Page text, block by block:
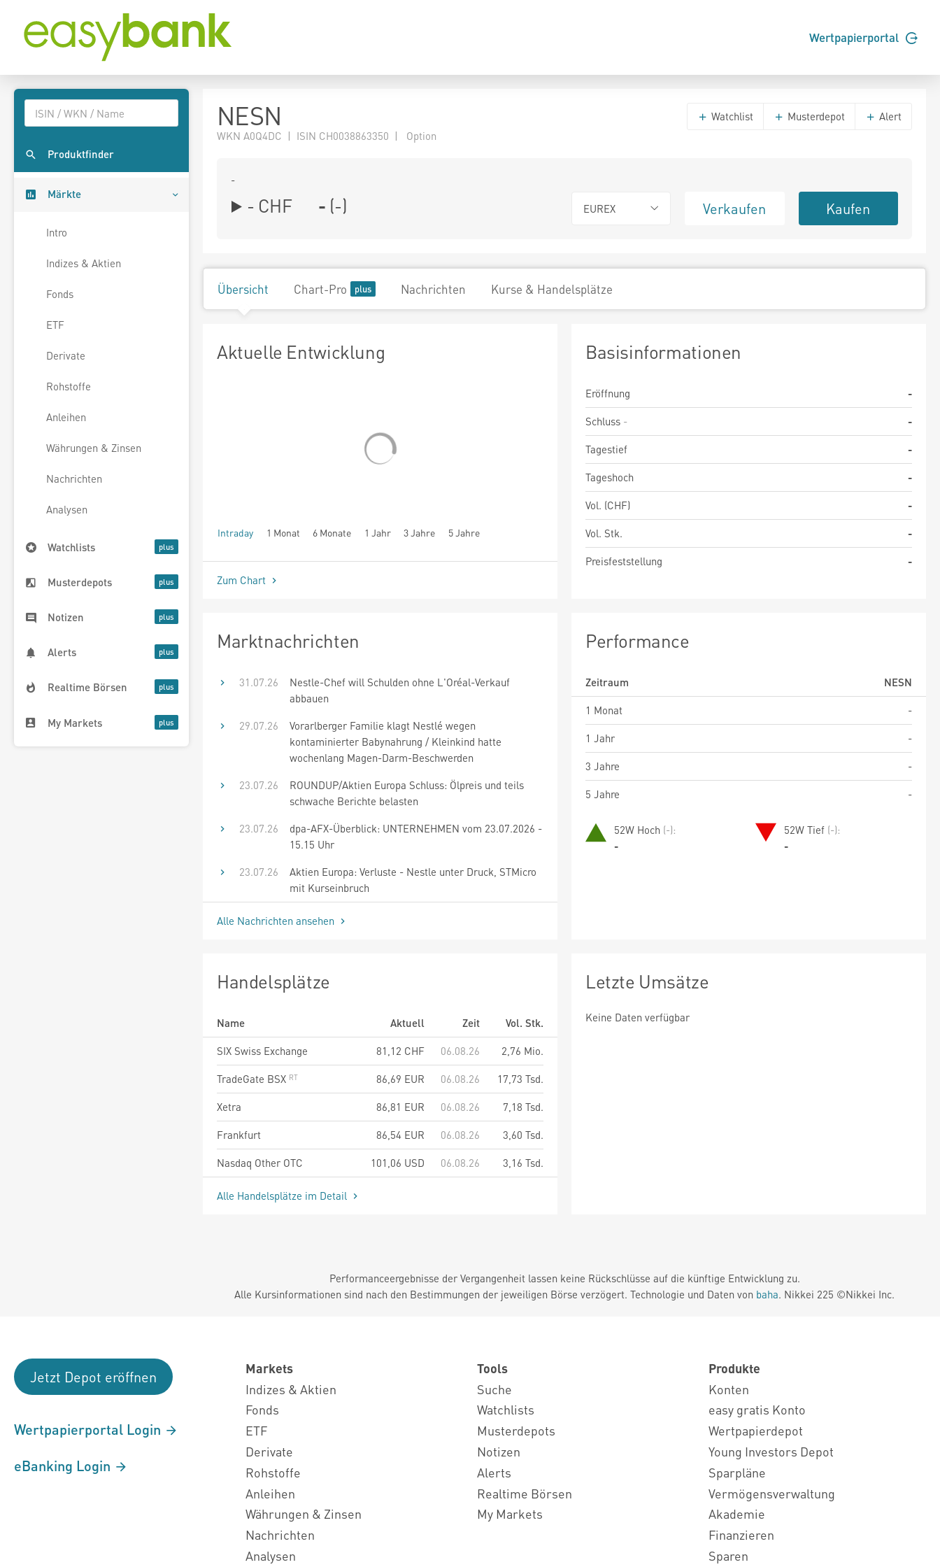
Wertpapierportal
Produktfinder
Märkte
Intro
Indizes & Aktien
Fonds
ETF
Derivate
Rohstoffe
Anleihen
Währungen & Zinsen
Nachrichten
Analysen
Watchlists
Musterdepots
Notizen
Alerts
Realtime Börsen
My Markets
NESN
WKN A0Q4DC | ISIN CH0038863350 | Option
Watchlist Musterdepot Alert
-
- CHF - (-) EUREX Verkaufen Kaufen
Übersicht Chart-Pro Nachrichten Kurse & Handelsplätze
Aktuelle Entwicklung
Intraday 1 Monat 6 Monate 1 Jahr 3 Jahre 5 Jahre
seit Beginn
Zum Chart
Basisinformationen
Eröffnung
-
Schluss -
-
Tagestief
-
Tageshoch
-
Vol. (CHF)
-
Vol. Stk.
-
Preisfeststellung
-
Marktnachrichten
31.07.26
Nestle-Chef will Schulden ohne L'Oréal-Verkauf
abbauen
29.07.26
Vorarlberger Familie klagt Nestlé wegen
kontaminierter Babynahrung / Kleinkind hatte
wochenlang Magen-Darm-Beschwerden
23.07.26
ROUNDUP/Aktien Europa Schluss: Ölpreis und teils
schwache Berichte belasten
23.07.26
dpa-AFX-Überblick: UNTERNEHMEN vom 23.07.2026 -
15.15 Uhr
23.07.26
Aktien Europa: Verluste - Nestle unter Druck, STMicro
mit Kurseinbruch
Alle Nachrichten ansehen
Performance
Zeitraum
NESN
1 Monat
-
1 Jahr
-
3 Jahre
-
5 Jahre
-
52W Hoch (-):
-
52W Tief (-):
-
Handelsplätze
Name Aktuell Zeit
Vol. Stk.
SIX Swiss Exchange
81,12 CHF 06.08.26
2,76 Mio.
TradeGate BSX
86,69 EUR 06.08.26
17,73 Tsd.
Xetra
86,81 EUR 06.08.26
7,18 Tsd.
Frankfurt
86,54 EUR 06.08.26
3,60 Tsd.
Nasdaq Other OTC
101,06 USD 06.08.26 3,16 Tsd.
Alle Handelsplätze im Detail
Letzte Umsätze
Keine Daten verfügbar
Performanceergebnisse der Vergangenheit lassen keine Rückschlüsse auf die künftige Entwicklung zu.
Alle Kursinformationen sind nach den Bestimmungen der jeweiligen Börse verzögert. Technologie und Daten von baha. Nikkei 225 ©Nikkei Inc.
Jetzt Depot eröffnen
Wertpapierportal Login
eBanking Login
Markets
Indizes & Aktien
Fonds
ETF
Derivate
Rohstoffe
Anleihen
Währungen & Zinsen
Nachrichten
Analysen
Tools
Suche
Watchlists
Musterdepots
Notizen
Alerts
Realtime Börsen
My Markets
Produkte
Konten
easy gratis Konto
Wertpapierdepot
Young Investors Depot
Sparpläne
Vermögensverwaltung
Akademie
Finanzieren
Sparen